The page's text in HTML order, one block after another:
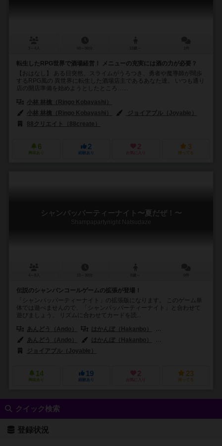
転生したRPG世界で酒場経営！ メニューの充実には酒の力が必要？
【おはなし】 ある日突然、スライムがうろつき、勇者や魔導師が闊歩
するRPG風の 異世界に転生した酒場店主であるあなた達。 いつも通り
店の開店準備を始めようとしたところ…...
小林 林檎（Ringo Kobayashi）
小林 林檎（Ringo Kobayashi）
ジョイアブル（Joyable）
88クリエイト（88create）
6
興味あり
2
経験あり
2
お気に入り
3
持ってる
シャンパッパーティーナイト〜夏だぜ！〜
Shampapartynight Natsudaze
伝説のシャンパンコールゲームの拡張が登場！
「シャンパッパーティーナイト」の拡張版になります。 このゲーム単
体では遊べませんので、「シャンパッパーティーナイト」と合わせて
遊びましょう。 リズムに合わせてカードを読...
あんどう（Ando）
はかんぼ（Hakanbo）
あんどう（Ando）
はかんぼ（Hakanbo）
ジョイアブル（Joyable）
14
興味あり
19
経験あり
2
お気に入り
23
持ってる
クイック検索
登録状況